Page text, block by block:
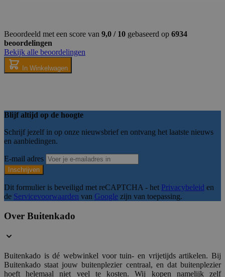
Beoordeeld met een score van 9,0 / 10 gebaseerd op 6934
beoordelingen
Bekijk alle beoordelingen
In Winkelwagen
Blijf altijd op de hoogte
Schrijf jezelf in op onze nieuwsbrief en ontvang het laatste nieuws
en aanbiedingen.
E-mail adres
Inschrijven
Dit formulier is beveiligd met reCAPTCHA - het Privacybeleid en
de Servicevoorwaarden van Google zijn van toepassing.
Over Buitenkado
Buitenkado is dé webwinkel voor tuin- en vrijetijds artikelen. Bij
Buitenkado staat jouw buitenplezier centraal, en dat buitenplezier
hoeft helemaal niet veel te kosten. Wij kopen namelijk zelf
__cf_bm
Cloudflare Inc.
29
__cf_bm
Cloudflare Inc.
.hubspotusercontent-
59
.usemessages.com
54